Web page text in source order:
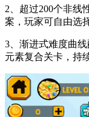
2、超过200个非线
案，玩家可自由选
3、渐进式难度曲
元素复合关卡，持